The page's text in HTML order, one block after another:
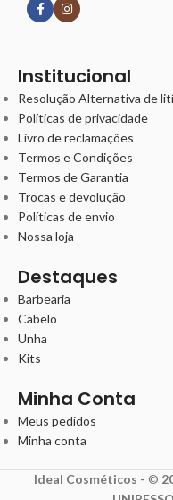
Institucional
Resolução Alternativa de
Políticas de privacidade
Livro de reclamações
Termos e Condições
Termos de Garantia
Trocas e devolução
Políticas de envio
Nossa loja
Destaques
Barbearia
Cabelo
Unha
Kits
Minha Conta
Meus pedidos
Minha conta
Ideal Cosméticos - ©